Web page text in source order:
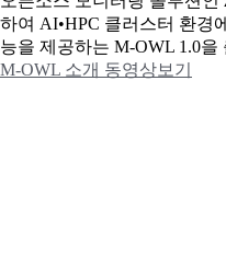
하여 AI•HPC 클러스터 환경
능을 제공하는 M-OWL 1.0을
M-OWL 소개 동영상보기